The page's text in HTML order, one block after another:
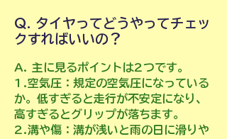
Q. タイヤってどうやってチェッ
クすればいいの？
A. 主に見るポイントは2つです。
1.空気圧：規定の空気圧になっている
か。低すぎると走行が不安定になり、
高すぎるとグリップが落ちます。
2.溝や傷：溝が浅いと雨の日に滑りや